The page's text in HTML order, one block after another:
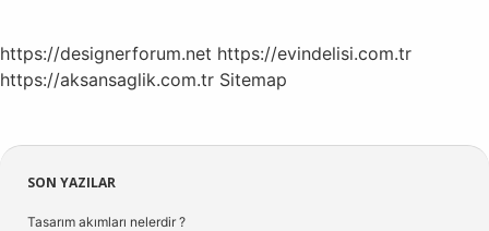
https://designerforum.net https://evindelisi.com.tr
https://aksansaglik.com.tr Sitemap
Sidebar
SON YAZILAR
Tasarım akımları nelerdir ?